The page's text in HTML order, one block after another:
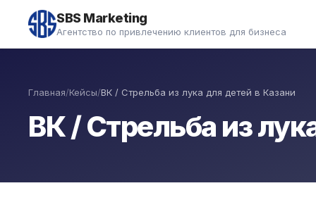
SBS Marketing
Агентство по привлечению клиентов для бизнеса
Главная/Кейсы/ВК / Стрельба из лука для детей в Казани
ВК / Стрельба из